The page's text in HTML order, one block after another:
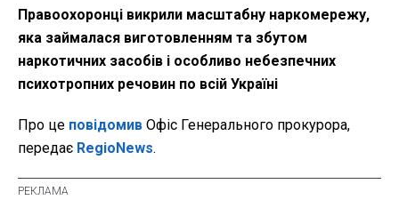
Правоохоронці викрили масштабну наркомережу,
яка займалася виготовленням та збутом
наркотичних засобів і особливо небезпечних
психотропних речовин по всій Україні
Про це повідомив Офіс Генерального прокурора,
передає RegioNews.